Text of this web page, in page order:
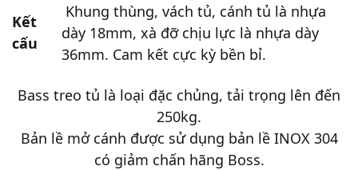
Kết
cấu
Khung thùng, vách tủ, cánh tủ là nhựa
dày 18mm, xà đỡ chịu lực là nhựa dày
36mm. Cam kết cực kỳ bền bỉ.
Bass treo tủ là loại đặc chủng, tải trọng lên đến
250kg.
Bản lề mở cánh được sử dụng bản lề INOX 304
có giảm chấn hãng Boss.